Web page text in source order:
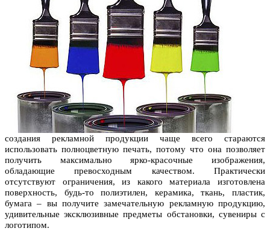
создания рекламной продукции чаще всего стараются
использовать полноцветную печать, потому что она позволяет
получить максимально ярко-красочные изображения,
обладающие превосходным качеством. Практически
отсутствуют ограничения, из какого материала изготовлена
поверхность, будь-то полиэтилен, керамика, ткань, пластик,
бумага – вы получите замечательную рекламную продукцию,
удивительные эксклюзивные предметы обстановки, сувениры с
логотипом.